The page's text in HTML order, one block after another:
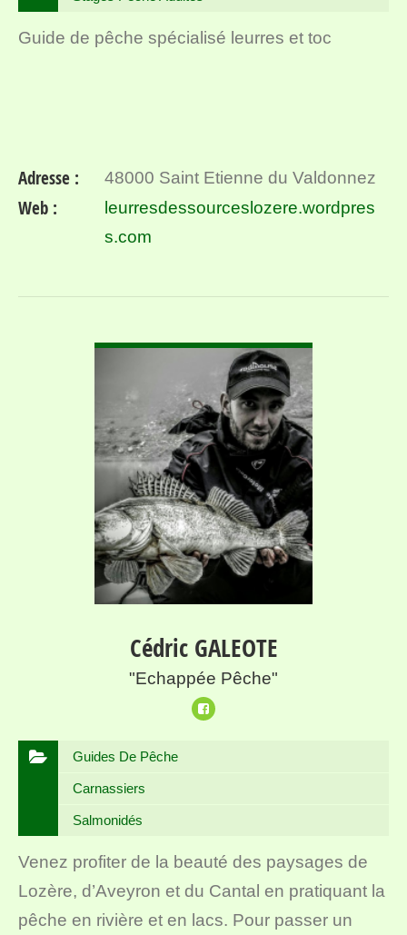
Guide de pêche spécialisé leurres et toc
Adresse : 48000 Saint Etienne du Valdonnez
Web :
leurresdessourceslozere.wordpres
s.com
Cédric GALEOTE
"Echappée Pêche"
Guides De Pêche
Carnassiers
Salmonidés
Venez profiter de la beauté des paysages de
Lozère, d’Aveyron et du Cantal en pratiquant la
pêche en rivière et en lacs. Pour passer un